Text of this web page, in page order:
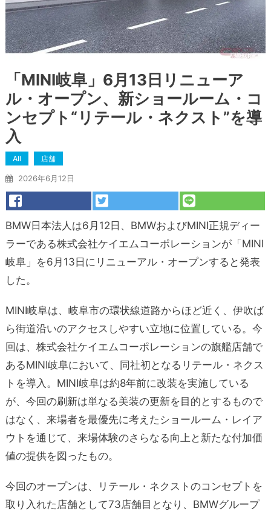
「MINI岐阜」6月13日リニューア
ル・オープン、新ショールーム・コ
ンセプト“リテール・ネクスト”を導
入
All 店舗
2026年6月12日
BMW日本法人は6月12日、BMWおよびMINI正規ディー
ラーである株式会社ケイエムコーポレーションが「MINI
岐阜」を6月13日にリニューアル・オープンすると発表
した。
MINI岐阜は、岐阜市の環状線道路からほど近く、伊吹ば
ら街道沿いのアクセスしやすい立地に位置している。今
回は、株式会社ケイエムコーポレーションの旗艦店舗で
あるMINI岐阜において、同社初となるリテール・ネクス
トを導入。MINI岐阜は約8年前に改装を実施している
が、今回の刷新は単なる美装の更新を目的とするもので
はなく、来場者を最優先に考えたショールーム・レイア
ウトを通じて、来場体験のさらなる向上と新たな付加価
値の提供を図ったもの。
今回のオープンは、リテール・ネクストのコンセプトを
取り入れた店舗として73店舗目となり、BMWグループ